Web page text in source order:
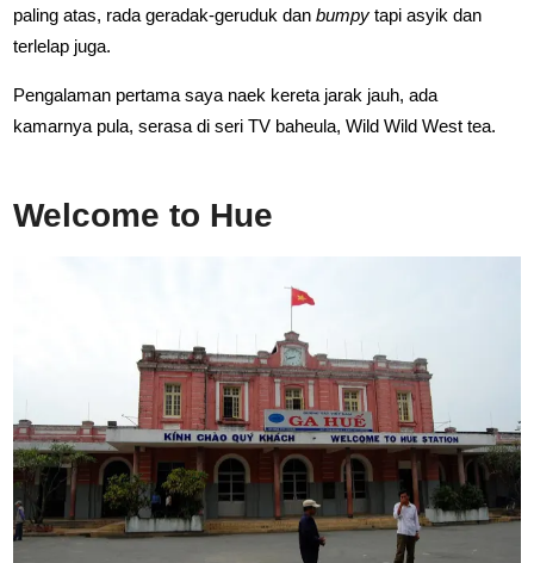
paling atas, rada geradak-geruduk danbumpy tapi asyik dan
terlelap juga.
Pengalaman pertama saya naek kereta jarak jauh, ada
kamarnya pula, serasa di seri TV baheula, Wild Wild West tea.
Welcome to Hue